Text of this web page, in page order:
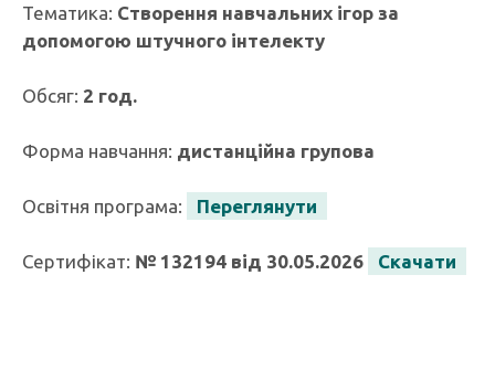
Тематика: Створення навчальних ігор за
допомогою штучного інтелекту
Обсяг: 2 год.
Форма навчання: дистанційна групова
Освітня програма: Переглянути
Сертифікат: № 132194 від 30.05.2026 Скачати